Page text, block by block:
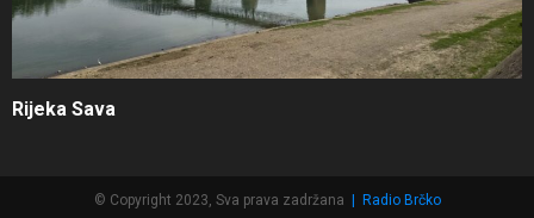
Rijeka Sava
© Copyright 2023, Sva prava zadržana Radio Brčko